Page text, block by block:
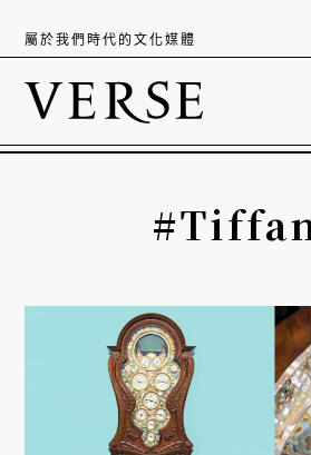
屬於我們時代的文化媒體